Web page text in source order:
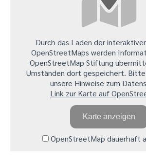
Durch das Laden der
OpenStreetMaps werden
OpenStreetMap Stiftung
Umständen dort gespeichert.
unsere Hinweise zum
Link zur Karte auf
Karte anzeigen
OpenStreetMap dauerhaft